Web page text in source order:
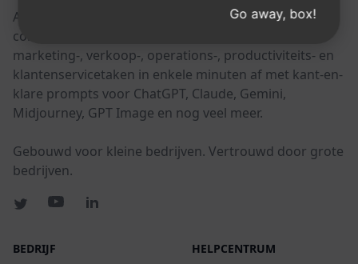
AIPRM is een tool voor promptbeheer en een
community-gedreven promptbibliotheek. Rond
marketing-, verkoop-, operations-, productiviteits- en
klantenservicetaken in enkele minuten af met kant-en-
klare prompts voor ChatGPT, Claude, Gemini,
Midjourney, GPT Image en nog veel meer.
Gebouwd voor kleine bedrijven. Vertrouwd door grote
bedrijven.
BEDRIJF HELPCENTRUM
Go away, box!